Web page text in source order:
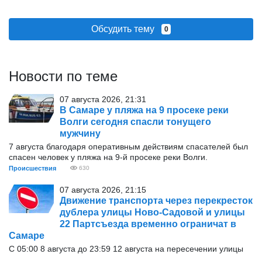
Обсудить тему 0
Новости по теме
07 августа 2026, 21:31
В Самаре у пляжа на 9 просеке реки
Волги сегодня спасли тонущего
мужчину
7 августа благодаря оперативным действиям спасателей был
спасен человек у пляжа на 9-й просеке реки Волги.
Происшествия 630
07 августа 2026, 21:15
Движение транспорта через перекресток
дублера улицы Ново-Садовой и улицы
22 Партсъезда временно ограничат в
Самаре
С 05:00 8 августа до 23:59 12 августа на пересечении улицы